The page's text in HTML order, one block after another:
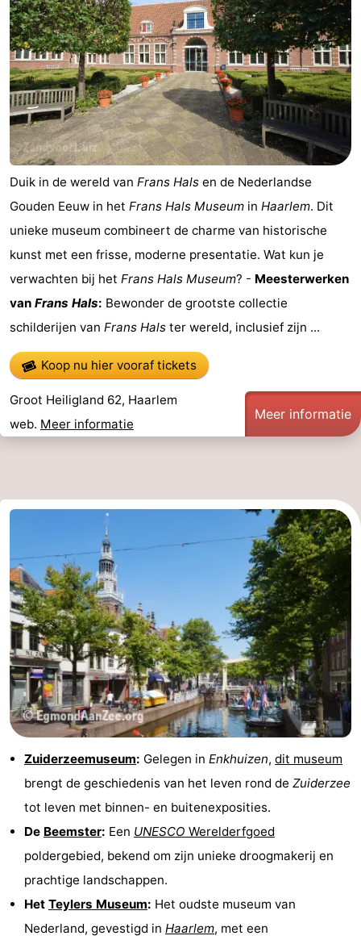
Duik in de wereld van Frans Hals en de Nederlandse
Gouden Eeuw in het Frans Hals Museum in Haarlem. Dit
unieke museum combineert de charme van historische
kunst met een frisse, moderne presentatie. Wat kun je
verwachten bij het Frans Hals Museum? - Meesterwerken
van Frans Hals: Bewonder de grootste collectie
schilderijen van Frans Hals ter wereld, inclusief zijn ...
Koop nu hier vooraf tickets
Groot Heiligland 62, Haarlem
web. Meer informatie
Meer informatie
Zuiderzeemuseum: Gelegen in Enkhuizen, dit museum
brengt de geschiedenis van het leven rond de Zuiderzee
tot leven met binnen- en buitenexposities.
De Beemster: Een UNESCO Werelderfgoed
poldergebied, bekend om zijn unieke droogmakerij en
prachtige landschappen.
Het Teylers Museum: Het oudste museum van
Nederland, gevestigd in Haarlem, met een